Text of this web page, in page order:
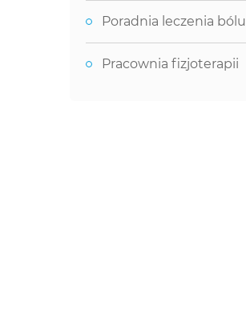
Poradnia leczenia bólu
Pracownia fizjoterapii